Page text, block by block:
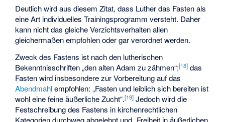
Deutlich wird aus diesem Zitat, dass Luther das Fasten als
eine Art individuelles Trainingsprogramm versteht. Daher
kann nicht das gleiche Verzichtsverhalten allen
gleichermaßen empfohlen oder gar verordnet werden.
Zweck des Fastens ist nach den lutherischen
Bekenntnisschriften „den alten Adam zu zähmen“;[18] das
Fasten wird insbesondere zur Vorbereitung auf das
Abendmahlempfohlen: „Fasten und leiblich sich bereiten ist
wohl eine feine äußerliche Zucht“.[19] Jedoch wird die
Festschreibung des Fastens in kirchenrechtlichen
Kategorien durchweg abgelehnt und „Freiheit in äußerlichen